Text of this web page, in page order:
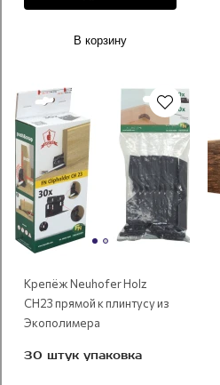
В корзину
Крепёж Neuhofer Holz
CH23 прямой к плинтусу из
Экополимера
30 штук упаковка